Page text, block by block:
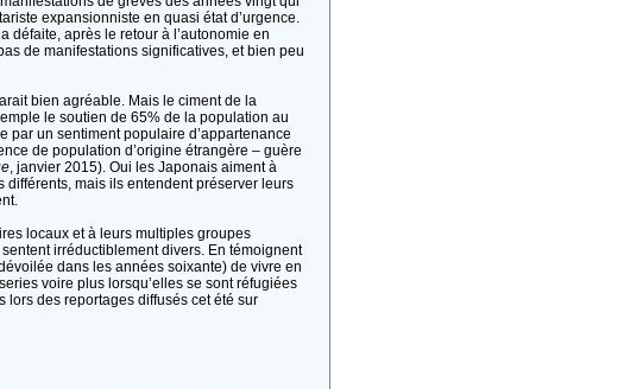
expansionniste en quasi état d’urgence.
défaite, après le retour à l’autonomie en
de manifestations significatives, et bien peu
bien agréable. Mais le ciment de la
le soutien de 65% de la population au
par un sentiment populaire d’appartenance
de population d’origine étrangère – guère
, janvier 2015). Oui les Japonais aiment à
mais ils entendent préserver leurs
locaux et à leurs multiples groupes
irréductiblement divers. En témoignent
dans les années soixante) de vivre en
voire plus lorsqu’elles se sont réfugiées
lors des reportages diffusés cet été sur